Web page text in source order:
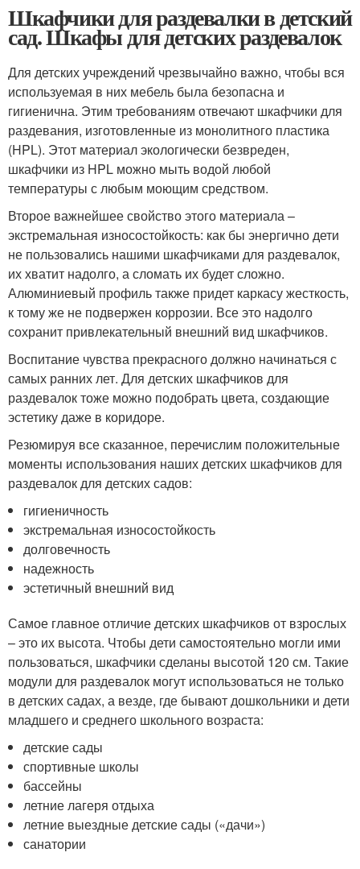
Шкафчики для раздевалки в детский
сад. Шкафы для детских раздевалок
Для детских учреждений чрезвычайно важно, чтобы вся
используемая в них мебель была безопасна и
гигиенична. Этим требованиям отвечают шкафчики для
раздевания, изготовленные из монолитного пластика
(HPL). Этот материал экологически безвреден,
шкафчики из HPL можно мыть водой любой
температуры с любым моющим средством.
Второе важнейшее свойство этого материала –
экстремальная износостойкость: как бы энергично дети
не пользовались нашими шкафчиками для раздевалок,
их хватит надолго, а сломать их будет сложно.
Алюминиевый профиль также придет каркасу жесткость,
к тому же не подвержен коррозии. Все это надолго
сохранит привлекательный внешний вид шкафчиков.
Воспитание чувства прекрасного должно начинаться с
самых ранних лет. Для детских шкафчиков для
раздевалок тоже можно подобрать цвета, создающие
эстетику даже в коридоре.
Резюмируя все сказанное, перечислим положительные
моменты использования наших детских шкафчиков для
раздевалок для детских садов:
гигиеничность
экстремальная износостойкость
долговечность
надежность
эстетичный внешний вид
Самое главное отличие детских шкафчиков от взрослых
– это их высота. Чтобы дети самостоятельно могли ими
пользоваться, шкафчики сделаны высотой 120 см. Такие
модули для раздевалок могут использоваться не только
в детских садах, а везде, где бывают дошкольники и дети
младшего и среднего школьного возраста:
детские сады
спортивные школы
бассейны
летние лагеря отдыха
летние выездные детские сады («дачи»)
санатории